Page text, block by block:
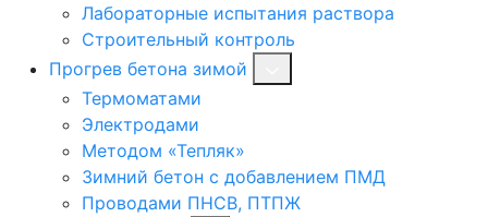
Лабораторные испытания раствора
Строительный контроль
Прогрев бетона зимой
Термоматами
Электродами
Методом «Тепляк»
Зимний бетон с добавлением ПМД
Проводами ПНСВ, ПТПЖ